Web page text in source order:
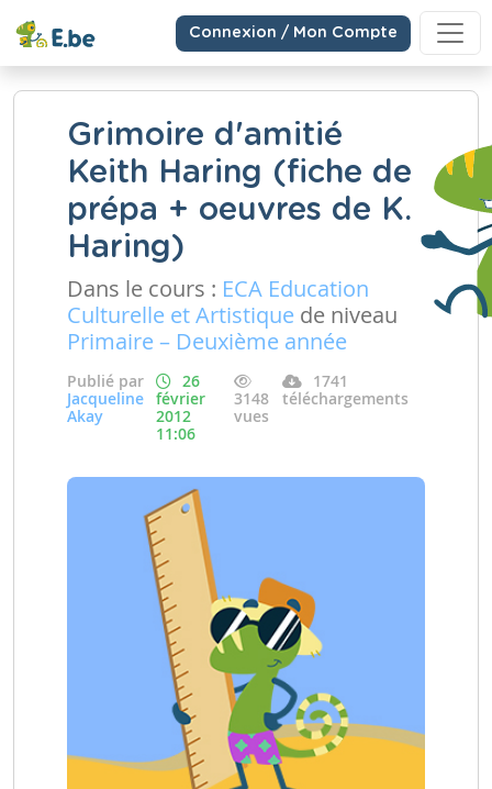
Connexion / Mon Compte
Grimoire d'amitié
Keith Haring (fiche de
prépa + oeuvres de K.
Haring)
Dans le cours : ECA Education
Culturelle et Artistique de niveau
Primaire – Deuxième année
Publié par
Jacqueline
Akay
26
février
2012
11:06
3148
vues
1741
téléchargements